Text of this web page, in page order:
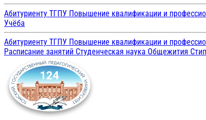
Абитуриенту ТГПУ Повышение квалификации и
Учёба
Абитуриенту ТГПУ Повышение квалификации и
Расписание занятий Студенческая наука Общежития